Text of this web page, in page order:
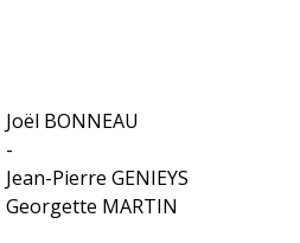
Joël BONNEAU
-
Jean-Pierre GENIEYS
Georgette MARTIN